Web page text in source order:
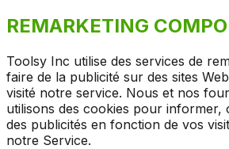
REMARKETING
Toolsy Inc utilise des services de
faire de la publicité sur des sites
visité notre service. Nous et nos
utilisons des cookies pour informer,
des publicités en fonction de vos
notre Service.